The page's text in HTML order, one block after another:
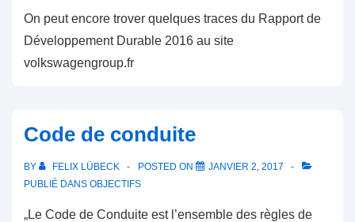
On peut encore trover quelques traces du Rapport de
Développement Durable 2016 au site
volkswagengroup.fr
Code de conduite
BY FELIX LÜBECK POSTED ON
JANVIER 2, 2017
PUBLIÉ DANS OBJECTIFS
„Le Code de Conduite est l’ensemble des règles de